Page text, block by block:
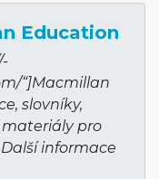
Education
“]Mac­millan
slovníky,
pro
informace